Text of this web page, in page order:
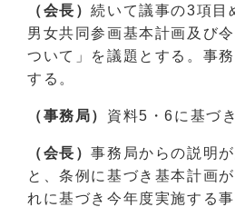
（会長）続いて議事の3項目
男女共同参画基本計画及び
ついて」を議題とする。事
する。
（事務局） 資料5・6に基づ
（会長）事務局からの説明
と、条例に基づき基本計画
れに基づき今年度実施する